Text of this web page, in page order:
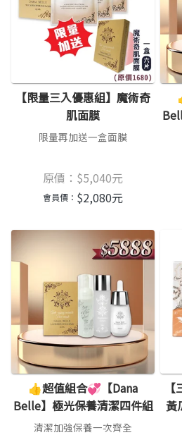
【限量三入優惠組】魔術奇
肌面膜
限量再加送一盒面膜
原價： $5,040元
會員價： $2,080元
👍超值組合💞【Dana
Belle】極光保養清潔四件組
清潔加強保養一次齊全
黃